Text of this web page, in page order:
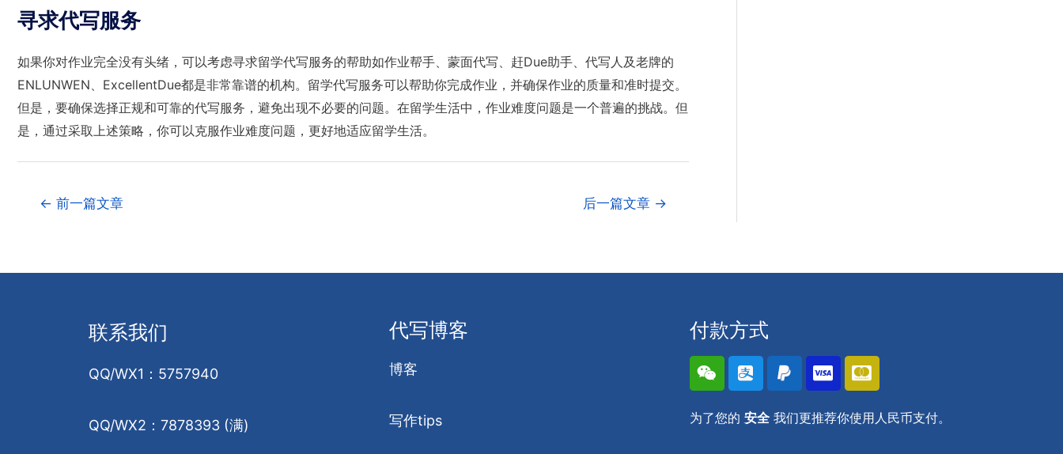
寻求代写服务
如果你对作业完全没有头绪，可以考虑寻求留学代写服务的帮助如作业帮手、蒙面代写、赶Due助手、代写人及老牌的
ENLUNWEN、ExcellentDue都是非常靠谱的机构。留学代写服务可以帮助你完成作业，并确保作业的质量和准时提交。
但是，要确保选择正规和可靠的代写服务，避免出现不必要的问题。在留学生活中，作业难度问题是一个普遍的挑战。但
是，通过采取上述策略，你可以克服作业难度问题，更好地适应留学生活。
← 前一篇文章 后一篇文章 →
联系我们
QQ/WX1：5757940
QQ/WX2：7878393 (满)
代写博客
博客
写作tips
付款方式
为了您的 安全我们更推荐你使用人民币支付。